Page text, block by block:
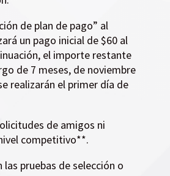
de plan de pago” al
un pago inicial de $60 al
el importe restante
de 7 meses, de noviembre
realizarán el primer día de
de amigos ni
competitivo**.
las pruebas de selección o